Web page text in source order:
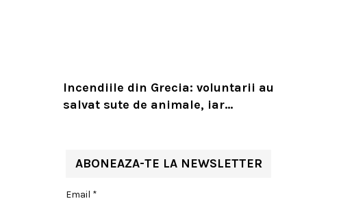
Incendiile din Grecia: voluntarii au
salvat sute de animale, iar
ABONEAZA-TE LA NEWSLETTER
Email *